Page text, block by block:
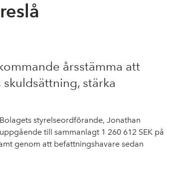
årsstämma att
stärka
styrelseordförande, Jonathan
till sammanlagt 1 260 612 SEK på
genom att befattningshavare sedan